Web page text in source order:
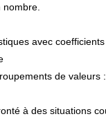
nombre.
avec coefficients
de valeurs
à des situations